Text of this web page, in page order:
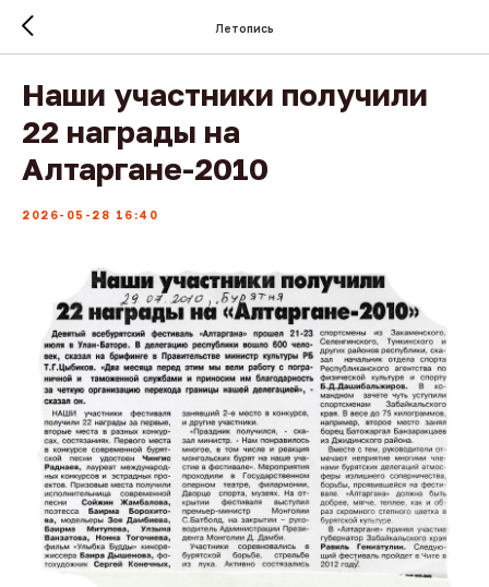
Летопись
Наши участники получили
22 награды на
Алтаргане-2010
2026-05-28 16:40